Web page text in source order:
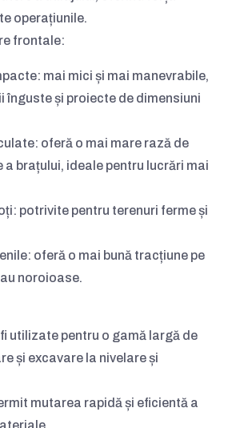
operațiunile.
frontale:
mai mici și mai manevrabile,
înguste și proiecte de dimensiuni
oferă o mai mare rază de
brațului, ideale pentru lucrări mai
potrivite pentru terenuri ferme și
oferă o mai bună tracțiune pe
noroioase.
utilizate pentru o gamă largă de
și excavare la nivelare și
mutarea rapidă și eficientă a